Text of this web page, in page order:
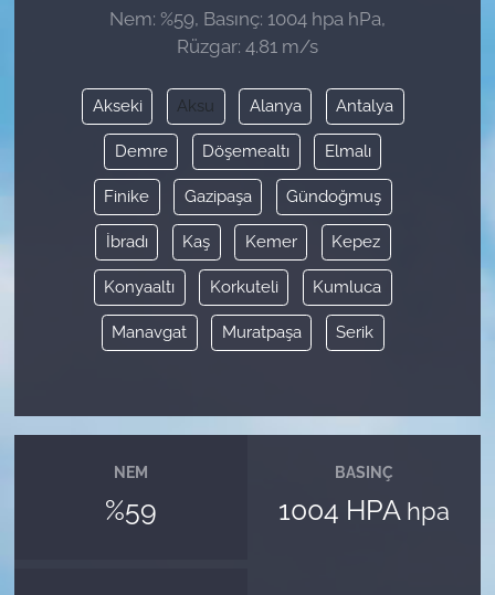
Nem: %59, Basınç: 1004 hpa hPa,
Rüzgar: 4.81 m/s
Akseki Aksu Alanya Antalya
Demre Döşemealtı Elmalı
Finike Gazipaşa Gündoğmuş
İbradı Kaş Kemer Kepez
Konyaaltı Korkuteli Kumluca
Manavgat Muratpaşa Serik
NEM
%59
BASINÇ
1004 HPA hpa